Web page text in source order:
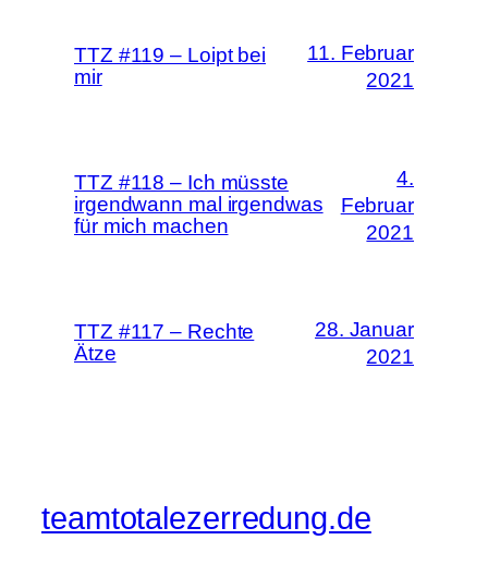
TTZ #119 – Loipt bei
mir
11. Februar
2021
TTZ #118 – Ich müsste
irgendwann mal irgendwas
für mich machen
4.
Februar
2021
TTZ #117 – Rechte
Ätze
28. Januar
2021
teamtotalezerredung.de